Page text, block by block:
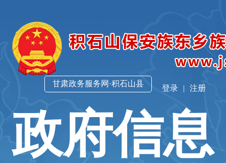
登录 | 注册
甘肃政务服务网·积石山县
政府信息